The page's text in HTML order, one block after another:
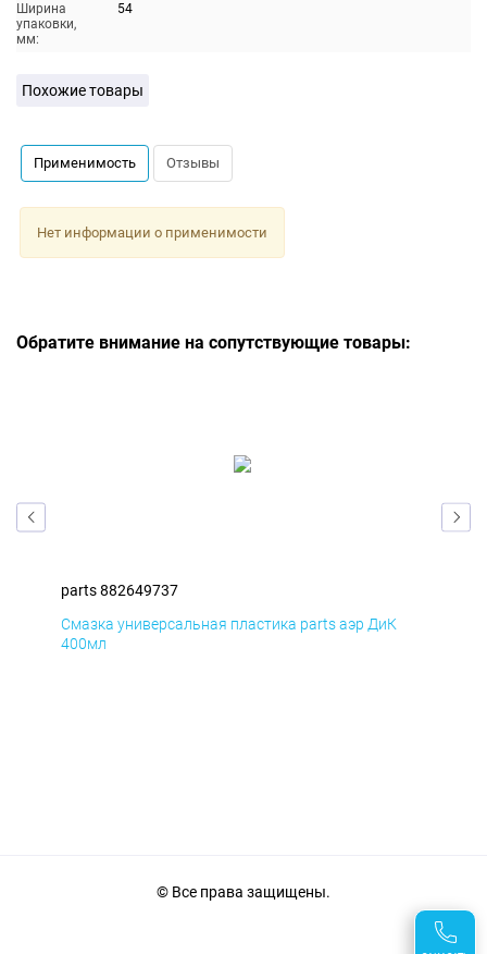
Ширина
упаковки,
мм:
54
Похожие товары
Применимость Отзывы
Нет информации о применимости
Обратите внимание на сопутствующие товары:
parts 882649737
Смазка универсальная пластика parts аэр ДиК
400мл
© Все права защищены.